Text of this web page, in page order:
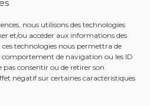
nous utilisons des technologies
et/ou accéder aux informations des
technologies nous permettra de
comportement de navigation ou les ID
pas consentir ou de retirer son
négatif sur certaines caractéristiques